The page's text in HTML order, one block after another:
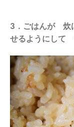
3．ごはんが 炊
せるようにして